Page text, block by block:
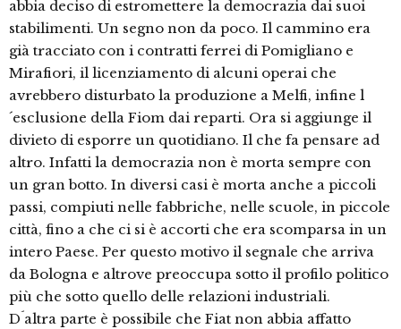
abbia deciso di estromettere la democrazia dai suoi
stabilimenti. Un segno non da poco. Il cammino era
già tracciato con i contratti ferrei di Pomigliano e
Mirafiori, il licenziamento di alcuni operai che
avrebbero disturbato la produzione a Melfi, infine l
´esclusione della Fiom dai reparti. Ora si aggiunge il
divieto di esporre un quotidiano. Il che fa pensare ad
altro. Infatti la democrazia non è morta sempre con
un gran botto. In diversi casi è morta anche a piccoli
passi, compiuti nelle fabbriche, nelle scuole, in piccole
città, fino a che ci si è accorti che era scomparsa in un
intero Paese. Per questo motivo il segnale che arriva
da Bologna e altrove preoccupa sotto il profilo politico
più che sotto quello delle relazioni industriali.
D´altra parte è possibile che Fiat non abbia affatto